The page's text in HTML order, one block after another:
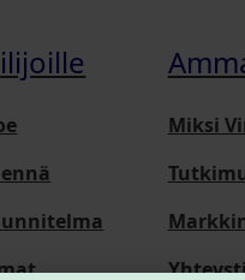
Miksi